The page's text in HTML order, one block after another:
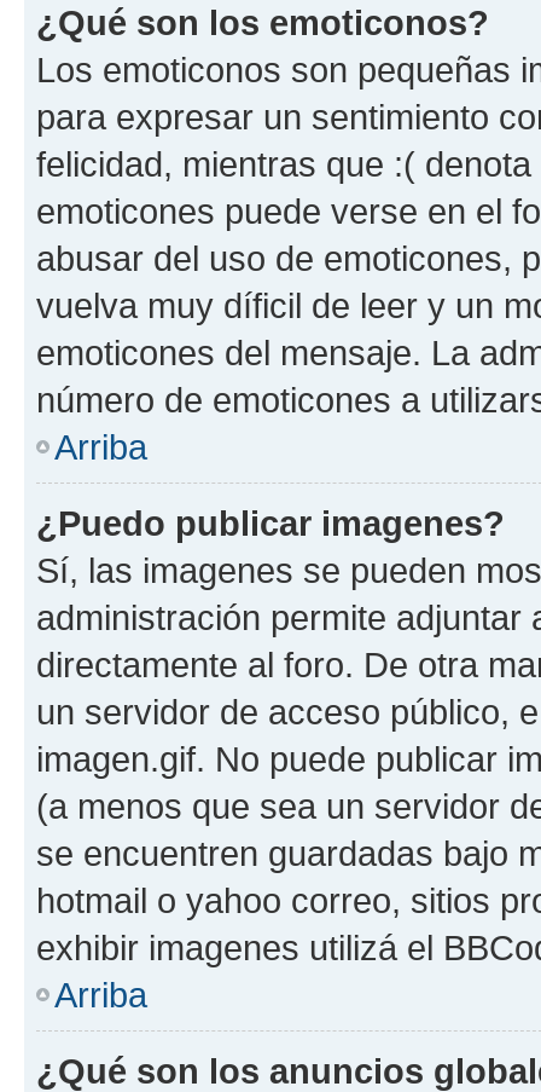
¿Qué son los emoticonos?
Los emoticonos son pequeñas
para expresar un sentimiento
felicidad, mientras que :(
emoticones puede verse en el
abusar del uso de emoticones,
vuelva muy díficil de leer y un
emoticones del mensaje. La
número de emoticones a
Arriba
¿Puedo publicar imagenes?
Sí, las imagenes se pueden
administración permite
directamente al foro. De otra
un servidor de acceso público,
imagen.gif. No puede publicar
(a menos que sea un servidor
se encuentren guardadas bajo
hotmail o yahoo correo, sitios
exhibir imagenes utilizá el
Arriba
¿Qué son los anuncios